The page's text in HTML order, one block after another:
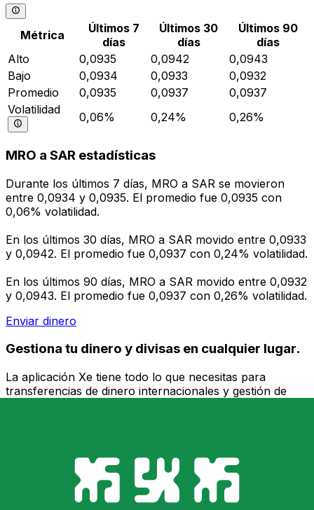
Métrica
Últimos 7
días
Últimos 30
días
Últimos 90
días
Alto
0,0935 0,0942
0,0943
Bajo
0,0934 0,0933
0,0932
Promedio
0,0935 0,0937
0,0937
Volatilidad
0,06% 0,24% 0,26%
MRO a SAR estadísticas
Durante los últimos 7 días, MRO a SAR se movieron
entre 0,0934 y 0,0935. El promedio fue 0,0935 con
0,06% volatilidad.
En los últimos 30 días, MRO a SAR movido entre 0,0933
y 0,0942. El promedio fue 0,0937 con 0,24% volatilidad.
En los últimos 90 días, MRO a SAR movido entre 0,0932
y 0,0943. El promedio fue 0,0937 con 0,26% volatilidad.
Enviar dinero
Gestiona tu dinero y divisas en cualquier lugar.
La aplicación Xe tiene todo lo que necesitas para
transferencias de dinero internacionales y gestión de